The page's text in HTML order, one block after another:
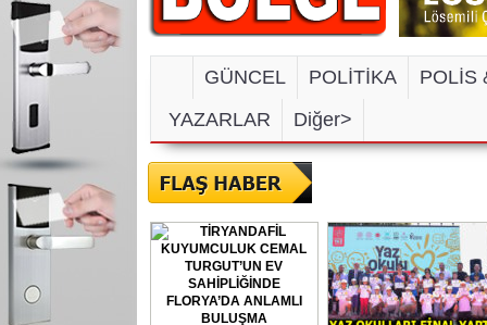
GÜNCEL POLİTİKA
POLİS
YAZARLAR
Diğer>